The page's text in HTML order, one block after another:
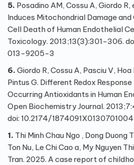
5. Posadino AM, Cossu A, Giordo
Induces Mitochondrial Damage
Cell Death of Human Endothelial
Toxicology. 2013;13(3):301-306.
013-9205-3
6. Giordo R, Cossu A, Pasciu V,
Pintus G. Different Redox
Occurring Antioxidants in Human
Open Biochemistry Journal.
doi: 10.2174/
1. Thi Minh Chau Ngo , Dong Duong
Ton Nu, Le Chi Cao a, My Nguyen
Tran. 2025. A case report of